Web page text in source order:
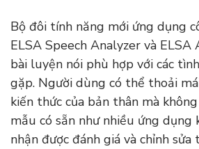
Bộ đôi tính năng mới ứng dụng
ELSA Speech Analyzer và
bài luyện nói phù hợp với các
gặp. Người dùng có thể thoải
kiến thức của bản thân mà
mẫu có sẵn như nhiều ứng dụng
nhận được đánh giá và chỉnh sửa